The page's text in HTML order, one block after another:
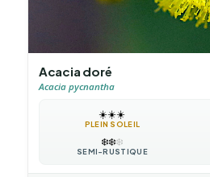
Acacia doré
Acacia pycnantha
☀️☀️☀️
PLEIN SOLEIL
❄️❄️❄️
SEMI-RUSTIQUE